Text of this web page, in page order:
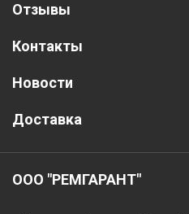
Отзывы
Контакты
Новости
Доставка
ООО "РЕМГАРАНТ"